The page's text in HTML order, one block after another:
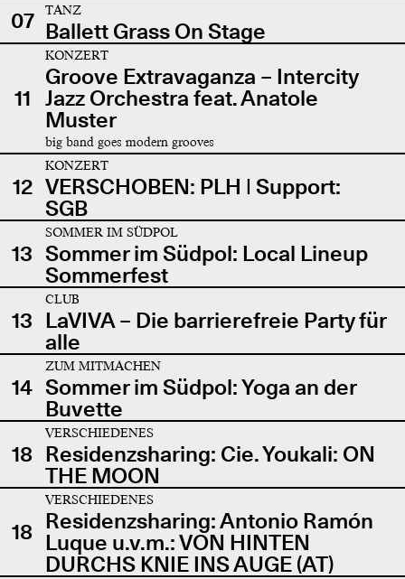
07
TANZ
Ballett Grass On Stage
11
KONZERT
Groove Extravaganza – Intercity
Jazz Orchestra feat. Anatole
Muster
big band goes modern grooves
12
KONZERT
VERSCHOBEN: PLH | Support:
SGB
13
SOMMER IM SÜDPOL
Sommer im Südpol: Local Lineup
Sommerfest
13
CLUB
LaVIVA – Die barrierefreie Party für
alle
14
ZUM MITMACHEN
Sommer im Südpol: Yoga an der
Buvette
18
VERSCHIEDENES
Residenzsharing: Cie. Youkali: ON
THE MOON
18
VERSCHIEDENES
Residenzsharing: Antonio Ramón
Luque u.v.m.: VON HINTEN
DURCHS KNIE INS AUGE (AT)